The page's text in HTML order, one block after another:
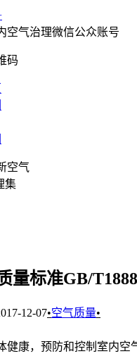
码
空气
集
量标准GB/
12-07•空气质量•
康，预防和控制室内空